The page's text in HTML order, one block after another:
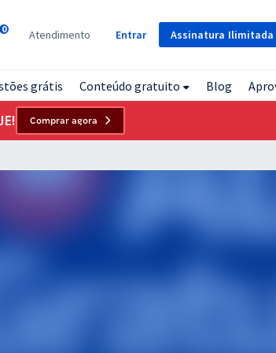
Assinatura Ilimitada
0 Atendimento Entrar
grátis Conteúdo gratuito Blog
Comprar agora